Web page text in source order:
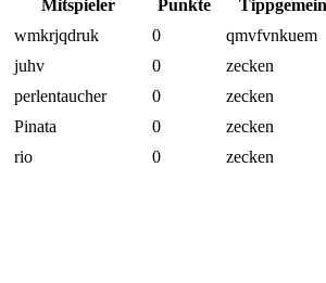
Mitspieler Punkte
wmkrjqdruk
0
qmvfvnkuem
juhv
0
zecken
perlentaucher
0
zecken
Pinata
0
zecken
rio
0 zecken